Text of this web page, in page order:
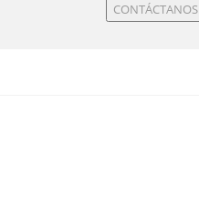
CONTÁCTANOS